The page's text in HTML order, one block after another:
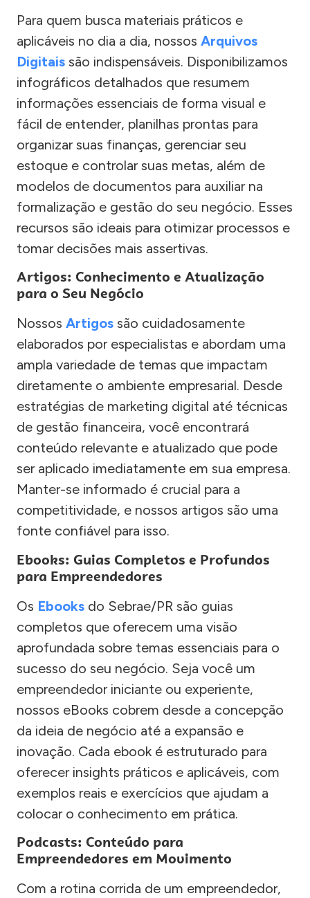
Para quem busca materiais práticos e
aplicáveis no dia a dia, nossos Arquivos
Digitais são indispensáveis. Disponibilizamos
infográficos detalhados que resumem
informações essenciais de forma visual e
fácil de entender, planilhas prontas para
organizar suas finanças, gerenciar seu
estoque e controlar suas metas, além de
modelos de documentos para auxiliar na
formalização e gestão do seu negócio. Esses
recursos são ideais para otimizar processos e
tomar decisões mais assertivas.
Artigos: Conhecimento e Atualização
para o Seu Negócio
Nossos Artigos são cuidadosamente
elaborados por especialistas e abordam uma
ampla variedade de temas que impactam
diretamente o ambiente empresarial. Desde
estratégias de marketing digital até técnicas
de gestão financeira, você encontrará
conteúdo relevante e atualizado que pode
ser aplicado imediatamente em sua empresa.
Manter-se informado é crucial para a
competitividade, e nossos artigos são uma
fonte confiável para isso.
Ebooks: Guias Completos e Profundos
para Empreendedores
Os Ebooks do Sebrae/PR são guias
completos que oferecem uma visão
aprofundada sobre temas essenciais para o
sucesso do seu negócio. Seja você um
empreendedor iniciante ou experiente,
nossos eBooks cobrem desde a concepção
da ideia de negócio até a expansão e
inovação. Cada ebook é estruturado para
oferecer insights práticos e aplicáveis, com
exemplos reais e exercícios que ajudam a
colocar o conhecimento em prática.
Podcasts: Conteúdo para
Empreendedores em Movimento
Com a rotina corrida de um empreendedor,